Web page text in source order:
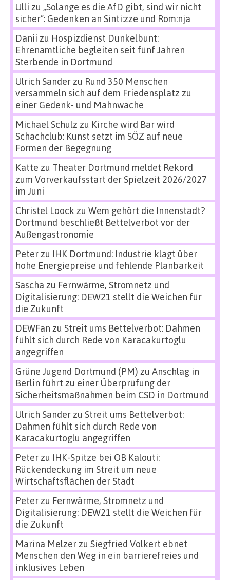
Ulli zu „Solange es die AfD gibt, sind wir nicht
sicher“: Gedenken an Sinti:zze und Rom:nja
Danii zu Hospizdienst Dunkelbunt:
Ehrenamtliche begleiten seit fünf Jahren
Sterbende in Dortmund
Ulrich Sanderzu Rund 350 Menschen
versammeln sich auf dem Friedensplatz zu
einer Gedenk- und Mahnwache
Michael Schulz zu Kirche wird Bar wird
Schachclub: Kunst setzt im SÖZ auf neue
Formen der Begegnung
Katte zu Theater Dortmund meldet Rekord
zum Vorverkaufsstart der Spielzeit 2026/2027
im Juni
Christel Loock zu Wem gehört die Innenstadt?
Dortmund beschließt Bettelverbot vor der
Außengastronomie
Peterzu IHK Dortmund: Industrie klagt über
hohe Energiepreise und fehlende Planbarkeit
Sascha zu Fernwärme, Stromnetz und
Digitalisierung: DEW21 stellt die Weichen für
die Zukunft
DEWFan zu Streit ums Bettelverbot: Dahmen
fühlt sich durch Rede von Karacakurtoglu
angegriffen
Grüne Jugend Dortmund (PM) zu Anschlag in
Berlin führt zu einer Überprüfung der
Sicherheitsmaßnahmen beim CSD in Dortmund
Ulrich Sanderzu Streit ums Bettelverbot:
Dahmen fühlt sich durch Rede von
Karacakurtoglu angegriffen
Peterzu IHK-Spitze bei OB Kalouti:
Rückendeckung im Streit um neue
Wirtschaftsflächen der Stadt
Peterzu Fernwärme, Stromnetz und
Digitalisierung: DEW21 stellt die Weichen für
die Zukunft
Marina Melzerzu Siegfried Volkert ebnet
Menschen den Weg in ein barrierefreies und
inklusives Leben